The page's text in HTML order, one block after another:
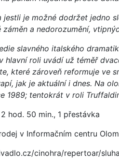
je možné dodržet jedno
a nedorozumění,
slavného italského
hlavní roli uvádí už téměř
které zároveň reformuje ve
jak je aktuální i dnes. Na
1989; tentokrát v roli
hod. 50 min., 1 přestávka
v Informačním centru
cinohra/repertoar/